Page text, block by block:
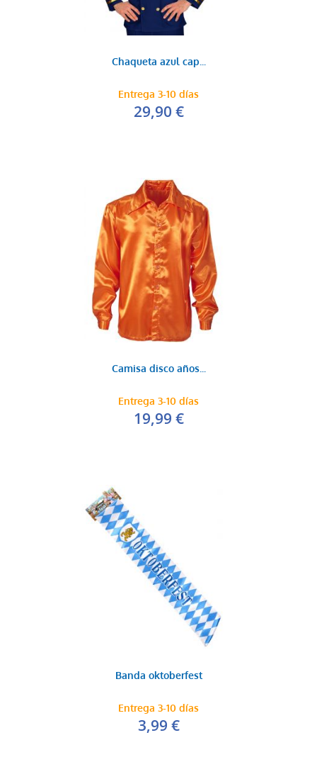
Chaqueta azul cap...
Entrega 3-10 días
29,90 €
Camisa disco años...
Entrega 3-10 días
19,99 €
Banda oktoberfest
Entrega 3-10 días
3,99 €